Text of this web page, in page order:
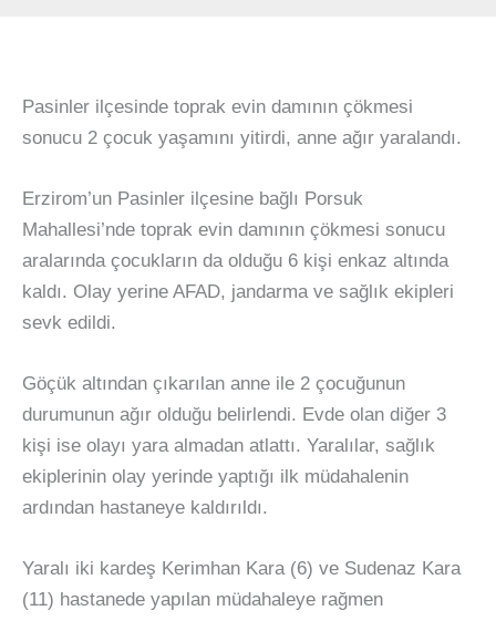
Pasinler ilçesinde toprak evin damının çökmesi
sonucu 2 çocuk yaşamını yitirdi, anne ağır yaralandı.
Erzirom’un Pasinler ilçesine bağlı Porsuk
Mahallesi’nde toprak evin damının çökmesi sonucu
aralarında çocukların da olduğu 6 kişi enkaz altında
kaldı. Olay yerine AFAD, jandarma ve sağlık ekipleri
sevk edildi.
Göçük altından çıkarılan anne ile 2 çocuğunun
durumunun ağır olduğu belirlendi. Evde olan diğer 3
kişi ise olayı yara almadan atlattı. Yaralılar, sağlık
ekiplerinin olay yerinde yaptığı ilk müdahalenin
ardından hastaneye kaldırıldı.
Yaralı iki kardeş Kerimhan Kara (6) ve Sudenaz Kara
(11) hastanede yapılan müdahaleye rağmen